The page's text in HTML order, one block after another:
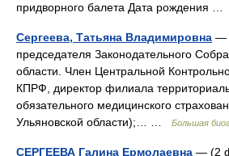
придворного балета Дата рождения …
Сергеева, Татьяна Владимировна —
председателя Законодательного
области. Член Центральной
КПРФ, директор филиала
обязательного медицинского
Ульяновской области);… …
Большая
СЕРГЕЕВА Галина Ермолаевна — (2